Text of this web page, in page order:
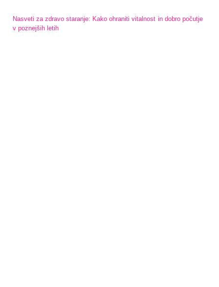
Nasveti za zdravo staranje: Kako ohraniti vitalnost in dobro počutje
v poznejših letih